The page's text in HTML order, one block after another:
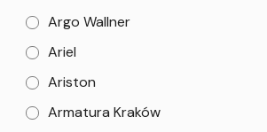
Argo Wallner
Ariel
Ariston
Armatura Kraków